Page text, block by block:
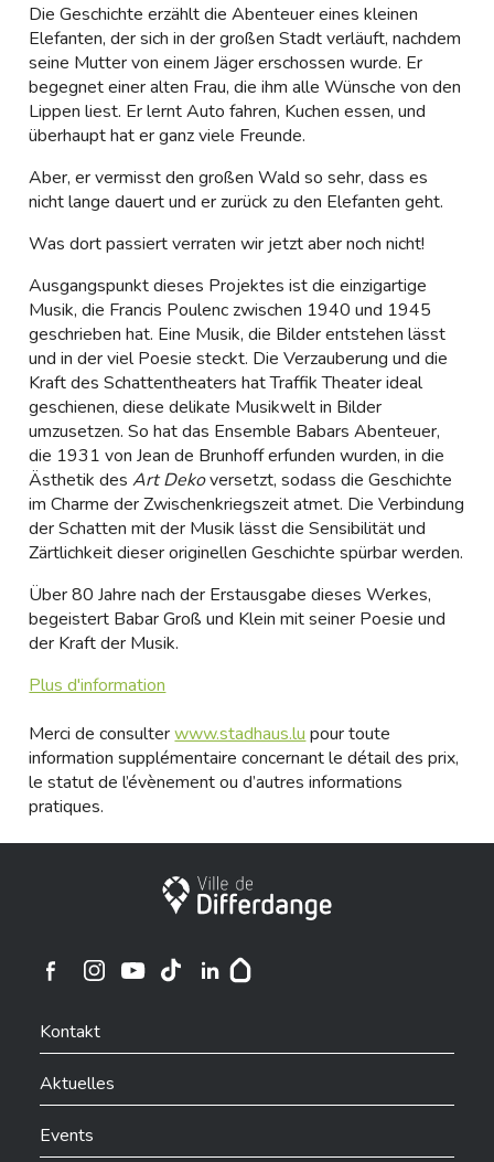
Die Geschichte erzählt die Abenteuer eines kleinen
Elefanten, der sich in der großen Stadt verläuft, nachdem
seine Mutter von einem Jäger erschossen wurde. Er
begegnet einer alten Frau, die ihm alle Wünsche von den
Lippen liest. Er lernt Auto fahren, Kuchen essen, und
überhaupt hat er ganz viele Freunde.
Aber, er vermisst den großen Wald so sehr, dass es
nicht lange dauert und er zurück zu den Elefanten geht.
Was dort passiert verraten wir jetzt aber noch nicht!
Ausgangspunkt dieses Projektes ist die einzigartige
Musik, die Francis Poulenc zwischen 1940 und 1945
geschrieben hat. Eine Musik, die Bilder entstehen lässt
und in der viel Poesie steckt. Die Verzauberung und die
Kraft des Schattentheaters hat Traffik Theater ideal
geschienen, diese delikate Musikwelt in Bilder
umzusetzen. So hat das Ensemble Babars Abenteuer,
die 1931 von Jean de Brunhoff erfunden wurden, in die
Ästhetik desArt Dekoversetzt, sodass die Geschichte
im Charme der Zwischenkriegszeit atmet. Die Verbindung
der Schatten mit der Musik lässt die Sensibilität und
Zärtlichkeit dieser originellen Geschichte spürbar werden.
Über 80 Jahre nach der Erstausgabe dieses Werkes,
begeistert Babar Groß und Klein mit seiner Poesie und
der Kraft der Musik.
Plus d'information
Merci de consulterwww.stadhaus.lu pour toute
information supplémentaire concernant le détail des prix,
le statut de l’évènement ou d’autres informations
pratiques.
Stadt Differdingen
Ville de Differdange sur Instagram
Kontakt
Aktuelles
Events